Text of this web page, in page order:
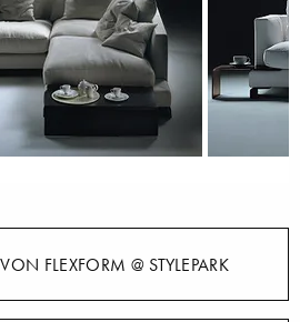
FLEXFORM @ STYLEPARK